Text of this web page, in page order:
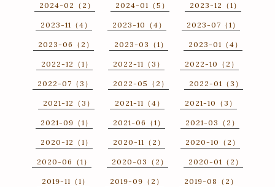
2024-02（2） 2024-01（5） 2023-12（1）
2023-11（4） 2023-10（4） 2023-07（1）
2023-06（2） 2023-03（1） 2023-01（4）
2022-12（1） 2022-11（3） 2022-10（2）
2022-07（3） 2022-05（2） 2022-01（3）
2021-12（3） 2021-11（4） 2021-10（3）
2021-09（1） 2021-06（1） 2021-03（2）
2020-12（1） 2020-11（2） 2020-10（2）
2020-06（1） 2020-03（2） 2020-01（2）
2019-11（1） 2019-09（2） 2019-08（2）